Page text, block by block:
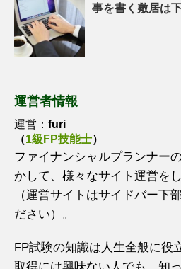
事を書く敷居は
運営者情報
運営： furi
（1級FP技能士）
ファイナンシャルプランナー
かして、様々なサイト運営を
（運営サイトはサイドバー下
ださい）。
FP試験の知識は人生全般に役